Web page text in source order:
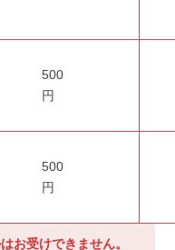
500
円
500
円
お受けできません。